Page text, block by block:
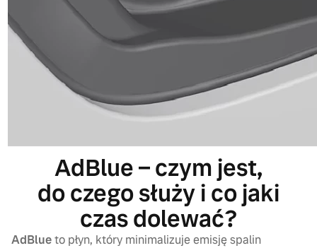
AdBlue – czym jest,
do czego służy i co jaki
czas dolewać?
AdBlueto płyn, który minimalizuje emisję spalin